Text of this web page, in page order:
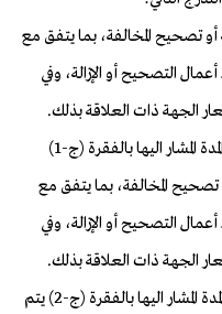
أو تصحيح المخالفة، بما يتفق مع
(90 يوماً) لإنهاء أعمال التصحيح أو الإزالة، وفي
الجهة ذات العلاقة بذلك.
2- وفي حال عدم التصحيح أو الإزالة بعد المدة المشار اليها بالفقرة (ج-1)
تصحيح المخالفة، بما يتفق مع
(90 يوماً) لإنهاء أعمال التصحيح أو الإزالة، وفي
الجهة ذات العلاقة بذلك.
3- وفي حال عدم التصحيح أو الإزالة بعد المدة المشار اليها بالفقرة (ج-2) يتم